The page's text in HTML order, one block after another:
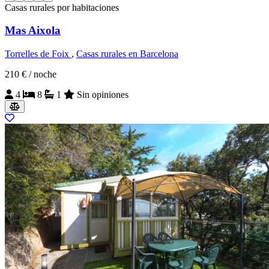
Casas rurales por habitaciones
Mas Aixola
Torrelles de Foix , Casas rurales en Barcelona
210 € / noche
4
8 1 Sin opiniones